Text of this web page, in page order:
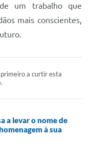
um trabalho que
mais conscientes,
primeiro a curtir esta
a levar o nome de
à sua